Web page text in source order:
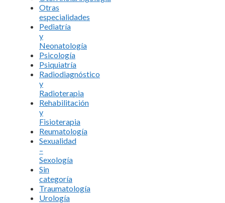
Otras
especialidades
Pediatría
y
Neonatología
Psicología
Psiquiatría
Radiodiagnóstico
y
Radioterapia
Rehabilitación
y
Fisioterapia
Reumatología
Sexualidad
–
Sexología
Sin
categoría
Traumatología
Urología